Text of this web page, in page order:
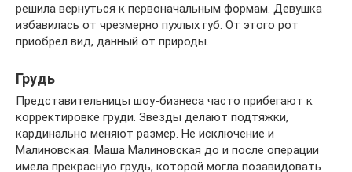
решила вернуться к первоначальным формам. Девушка
избавилась от чрезмерно пухлых губ. От этого рот
приобрел вид, данный от природы.
Грудь
Представительницы шоу-бизнеса часто прибегают к
корректировке груди. Звезды делают подтяжки,
кардинально меняют размер. Не исключение и
Малиновская. Маша Малиновская до и после операции
имела прекрасную грудь, которой могла позавидовать